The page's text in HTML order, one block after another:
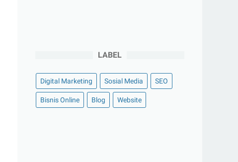
LABEL
Digital Marketing Sosial Media SEO
Bisnis Online Blog Website